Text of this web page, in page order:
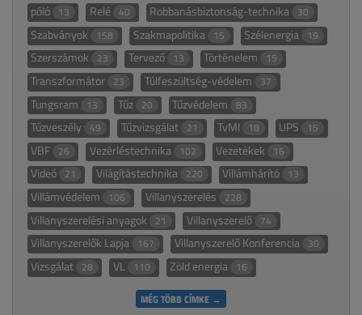
póló 13 Relé 40 Robbanásbiztonság-technika 30
Szabványok 158 Szakmapolitika 15 Szélenergia 19
Szerszámok 23 Tervező 13 Történelem 15
Transzformátor 23 Túlfeszültség-védelem 37
Tungsram 13 Tűz 20 Tűzvédelem 83
Tűzveszély 49 Tűzvizsgálat 21 TvMI 18 UPS 15
VBF 26 Vezérléstechnika 102 Vezetékek 16
Videó 21 Világítástechnika 220 Villámhárító 13
Villámvédelem 106 Villanyszerelés 228
Villanyszerelési anyagok 21 Villanyszerelő 74
Villanyszerelők Lapja 167 Villanyszerelő Konferencia 30
Vizsgálat 28 VL 110 Zöld energia 16
MÉG TÖBB CÍMKE →